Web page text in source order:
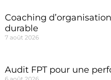
Coaching
durable
7 août 2026
Audit FPT pour une